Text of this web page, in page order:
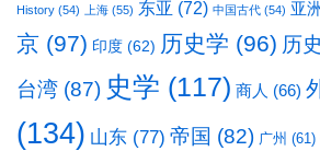
History (54) 上海 (55) 东亚 (72) 中国古代 (54) 亚洲
京 (97) 印度 (62) 历史学 (96) 历
台湾 (87) 史学 (117) 商人 (66)
(134) 山东 (77) 帝国 (82) 广州 (61)